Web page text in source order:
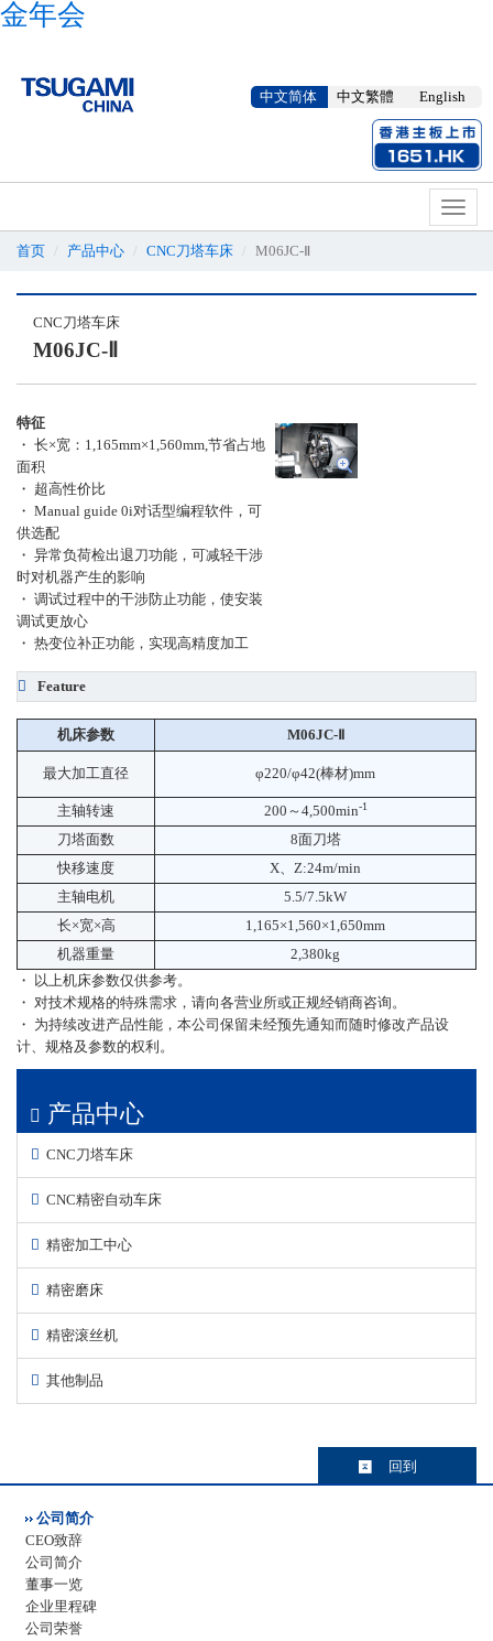
金年会
English
中文繁體
中文简体
Toggle
首页
产品中心 CNC刀塔车床 M06JC-Ⅱ
CNC刀塔车床
M06JC-Ⅱ
特征
・ 长×宽：1,165mm×1,560mm,节省占地
面积
・ 超高性价比
・ Manual guide 0i对话型编程软件，可
供选配
・ 异常负荷检出退刀功能，可减轻干涉
时对机器产生的影响
・ 调试过程中的干涉防止功能，使安装
调试更放心
・ 热变位补正功能，实现高精度加工
Feature
机床参数 M06JC-Ⅱ
最大加工直径 φ220/φ42(棒材)mm
主轴转速 200～4,500min-1
刀塔面数
8面刀塔
快移速度
X、Z:24m/min
主轴电机
5.5/7.5kW
长×宽×高
1,165×1,560×1,650mm
机器重量
2,380kg
・ 以上机床参数仅供参考。
・ 对技术规格的特殊需求，请向各营业所或正规经销商咨询。
・ 为持续改进产品性能，本公司保留未经预先通知而随时修改产品设
计、规格及参数的权利。
产品中心
CNC刀塔车床
CNC精密自动车床
精密加工中心
精密磨床
精密滚丝机
其他制品
回到
公司简介
CEO致辞
公司简介
董事一览
企业里程碑
公司荣誉